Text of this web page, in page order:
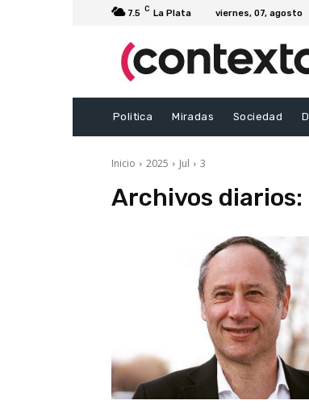
7.5 C La Plata viernes, 07, agosto
Politica Miradas Sociedad
Inicio 2025 Jul 3
Archivos